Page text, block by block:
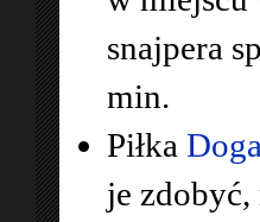
snajpera
min.
Piłka Doga
je